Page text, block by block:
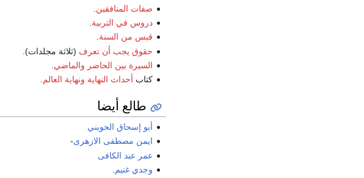
صفات المنافقين
دروس في التربية
قبس من السنة.
حقوق يجب أن تعرف (ثلاثة مجلدات).
السيرة بين الحاضر والماضي
كتاب أحداث النهاية ونهاية العالم.
طالع أيضا
أبو إسحاق الحويني
ايمن مصطفى الازهرى-
عمر عبد الكافى
وجدي غنيم